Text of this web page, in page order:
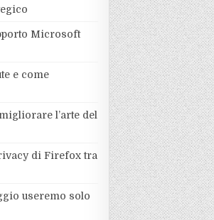
Microsoft
e come
l’arte del
di Firefox tra
useremo solo